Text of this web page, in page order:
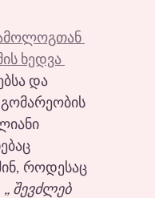
ხედვა
და
როდესაც
„ შევძლებ